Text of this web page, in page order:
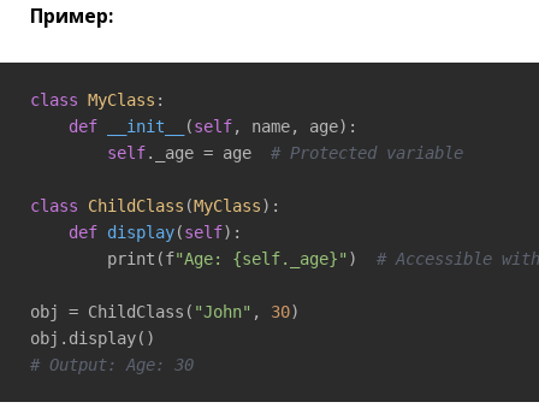
Пример:
class MyClass :
def
__init__ (self, name, age) :
self._age = age # Protected variable
class ChildClass (MyClass):
def display(self) :
        print(f
"Age: {self._age}" ) # Accessible
obj = ChildClass( "John" , 30)
# Output: Age: 30